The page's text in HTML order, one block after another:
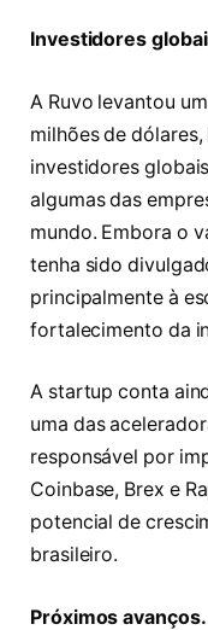
Investidores
A Ruvo levantou
milhões de
investidores
algumas das
mundo. Embora o
tenha sido
principalmente à
fortalecimento da
A startup conta
uma das
responsável por
Coinbase, Brex e
potencial de
brasileiro.
Próximos avanços.